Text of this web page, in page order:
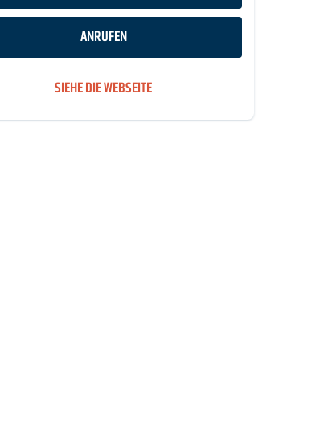
ANRUFEN
SIEHE DIE WEBSEITE